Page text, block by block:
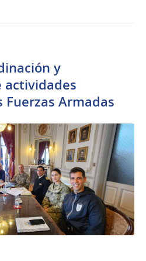
y
actividades
Armadas